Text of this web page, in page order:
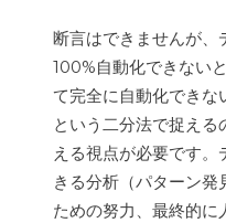
断言はできませんが、
100%自動化できない
て完全に自動化できな
という二分法で捉える
える視点が必要です
きる分析（パターン発
ための努力、最終的に